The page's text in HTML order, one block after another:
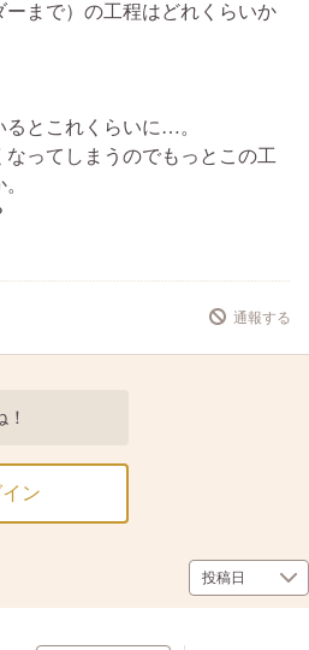
まで）の工程はどれくらいか
とこれくらいに…。
ってしまうのでもっとこの工
通報する
ン